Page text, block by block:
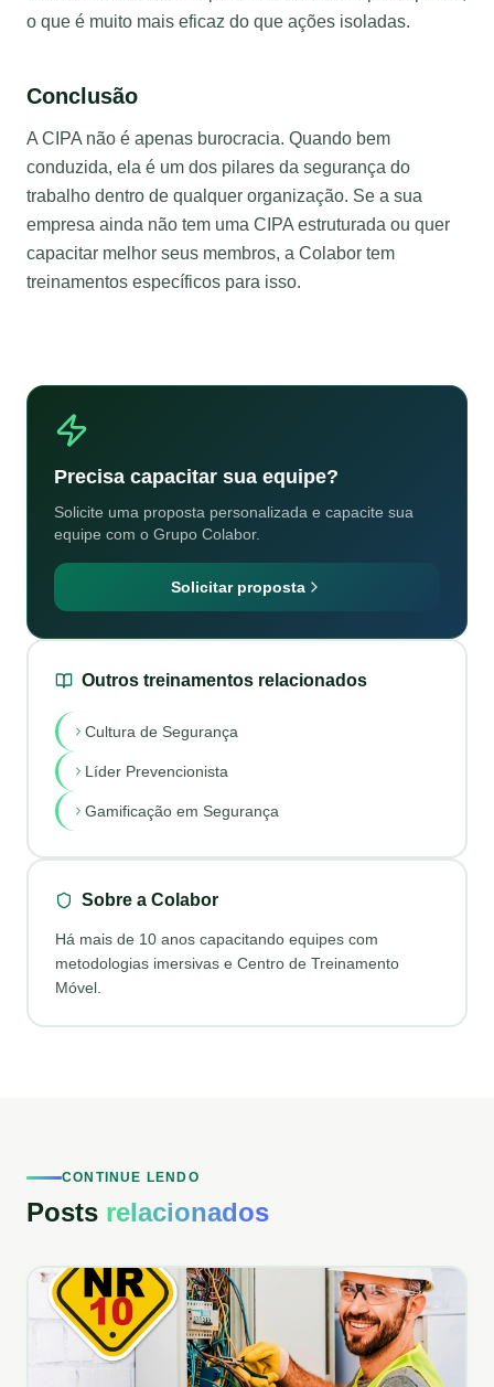
o que é muito mais eficaz do que ações isoladas.
Conclusão
A CIPA não é apenas burocracia. Quando bem
conduzida, ela é um dos pilares da segurança do
trabalho dentro de qualquer organização. Se a sua
empresa ainda não tem uma CIPA estruturada ou quer
capacitar melhor seus membros, a Colabor tem
treinamentos específicos para isso.
Precisa capacitar sua equipe?
Solicite uma proposta personalizada e capacite sua
equipe com o Grupo Colabor.
Solicitar proposta
Outros treinamentos relacionados
Cultura de Segurança
Líder Prevencionista
Gamificação em Segurança
Sobre a Colabor
Há mais de 10 anos capacitando equipes com
metodologias imersivas e Centro de Treinamento
Móvel.
CONTINUE LENDO
Posts relacionados